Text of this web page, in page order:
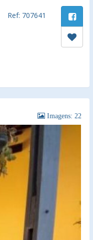
Ref: 707641
Imagens: 22